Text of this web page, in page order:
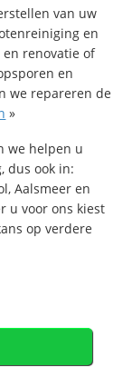
van uw
en
renovatie of
en
we repareren de
»
we helpen u
dus ook in:
Aalsmeer en
u voor ons kiest
op verdere